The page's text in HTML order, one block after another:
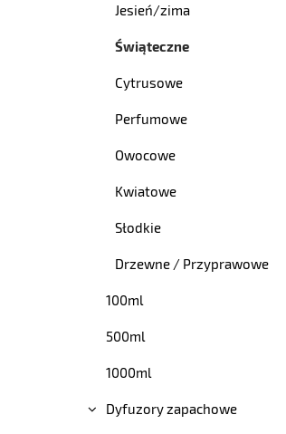
Jesień/zima
Świąteczne
Cytrusowe
Perfumowe
Owocowe
Kwiatowe
Słodkie
Drzewne / Przyprawowe
100ml
500ml
1000ml
Dyfuzory zapachowe